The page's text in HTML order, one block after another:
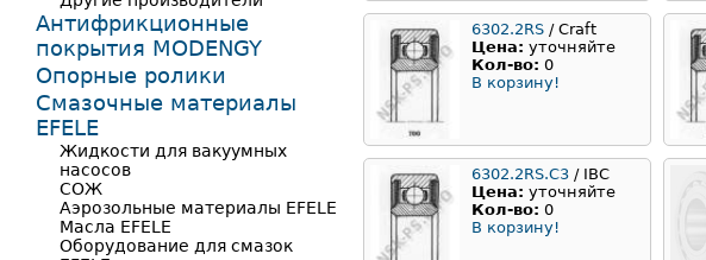
6302.2RS / Craft
Цена: уточняйте
Кол-во: 0
В корзину!
6302.2RS.C3 / IBC
Цена: уточняйте
Кол-во: 0
В корзину!
Антифрикционные
покрытия MODENGY
Опорные ролики
Смазочные материалы
EFELE
Жидкости для вакуумных
насосов
СОЖ
Аэрозольные материалы EFELE
Масла EFELE
Оборудование для смазок